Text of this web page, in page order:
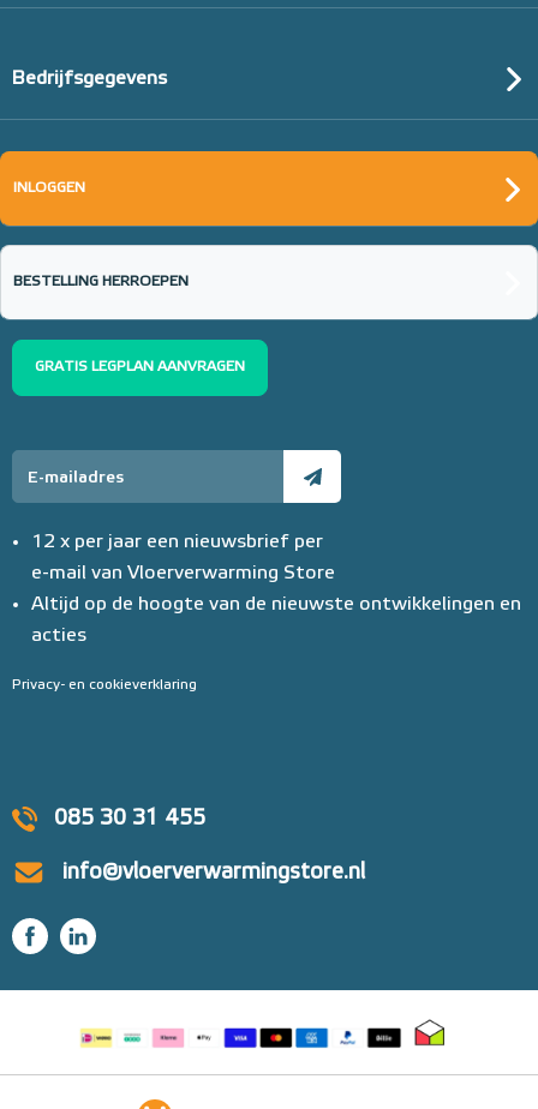
085 30 31 455
info@vloerverwarmingstore.nl
Bedrijfsgegevens
INLOGGEN
BESTELLING HERROEPEN
GRATIS LEGPLAN AANVRAGEN
12 x per jaar een nieuwsbrief per
e-mail van Vloerverwarming Store
Altijd op de hoogte van de nieuwste ontwikkelingen en
acties
Privacy- en cookieverklaring